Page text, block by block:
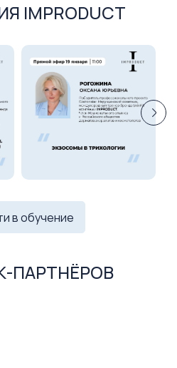
IMPRODUCT
в обучение
ПАРТНЁРОВ